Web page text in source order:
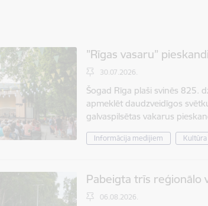
”Rīgas vasaru”
30.07.2026.
Šogad Rīga plaši svinēs 825.
apmeklēt daudzveidīgos
galvaspilsētas vakarus
Informācija medijiem
Pabeigta trīs reģionālo
06.08.2026.